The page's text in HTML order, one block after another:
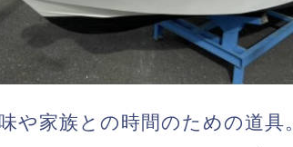
や家族との時間のための道具